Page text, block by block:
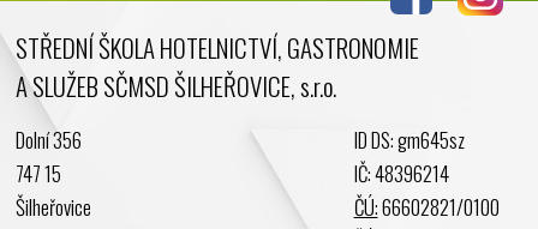
Duben 2024
Březen 2024
Leden 2024
Listopad 2023
STŘEDNÍ ŠKOLA HOTELNICTVÍ, GASTRONOMIE
A SLUŽEB SČMSD ŠILHEŘOVICE, s.r.o.
Dolní 356
747 15
Šilheřovice
ID DS: gm645sz
IČ: 48396214
ČÚ:66602821/0100